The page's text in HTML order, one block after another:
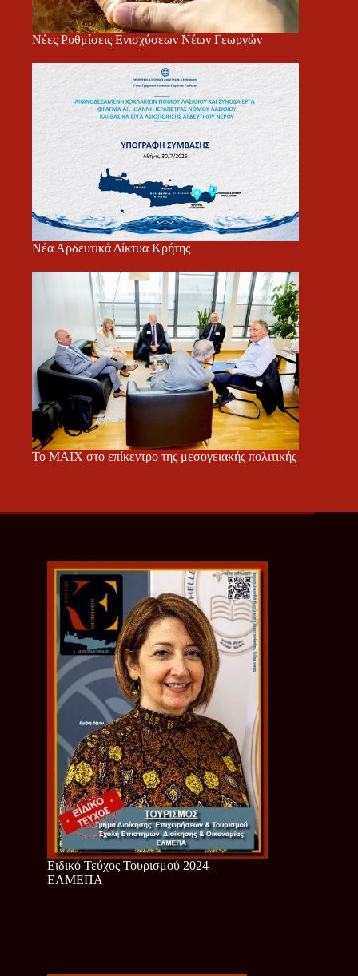
Νέες Ρυθμίσεις Ενισχύσεων Νέων Γεωργών
Νέα Αρδευτικά Δίκτυα Κρήτης
Το ΜΑΙΧ στο επίκεντρο της μεσογειακής πολιτικής
Ειδικό Τεύχος Τουρισμού 2024 |
ΕΛΜΕΠΑ